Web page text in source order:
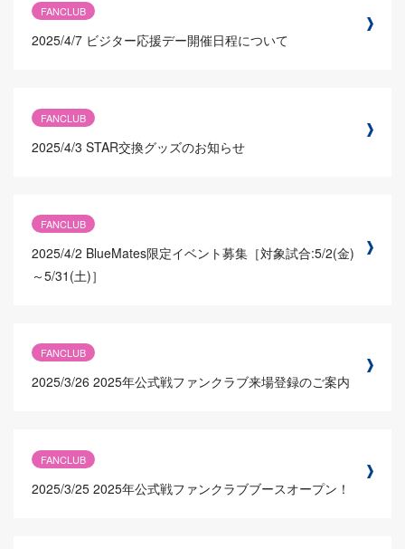
FANCLUB
2025/4/7 ビジター応援デー開催日程について
FANCLUB
2025/4/3 STAR交換グッズのお知らせ
FANCLUB
2025/4/2 BlueMates限定イベント募集［対象試合:5/2(金)
～5/31(土)］
FANCLUB
2025/3/26 2025年公式戦ファンクラブ来場登録のご案内
FANCLUB
2025/3/25 2025年公式戦ファンクラブブースオープン！